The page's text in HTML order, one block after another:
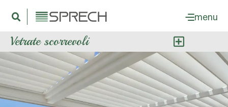
menu
Vetrate scorrevoli